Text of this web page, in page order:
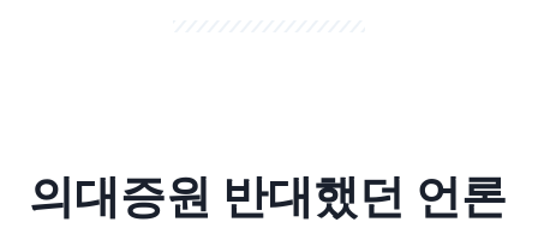
의대증원 반대했던 언론